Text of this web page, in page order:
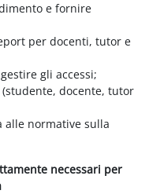
e fornire
per docenti, tutor e
gli accessi;
docente, tutor
alle normative sulla
necessari per